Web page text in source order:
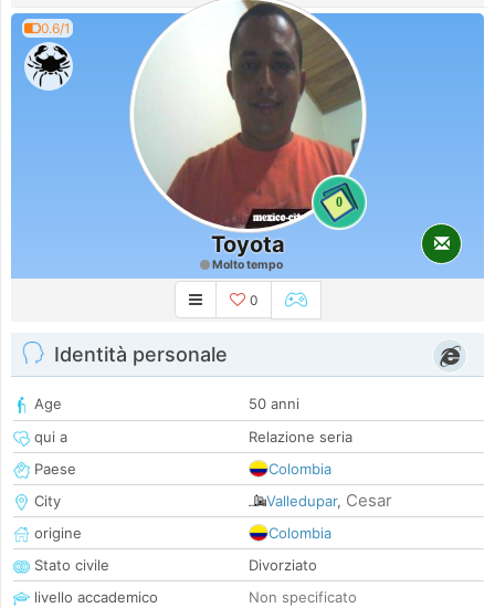
0.6/1
0
Toyota
Molto tempo
0
Identità personale
Age
50 anni
qui a
Relazione seria
Paese
Colombia
City
Valledupar, Cesar
origine
Colombia
Stato civile
Divorziato
livello accademico
Non specificato